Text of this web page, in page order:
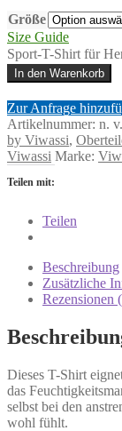
Größe
Size Guide
Sport-T-Shirt für
In den Warenkorb
Zur Anfrage
Artikelnummer: n. v.
by Viwassi,
Viwassi Marke:
Teilen mit:
Teilen
Beschreibung
Zusätzliche
Rezensionen
Dieses T-Shirt
das
selbst bei den
wohl fühlt.